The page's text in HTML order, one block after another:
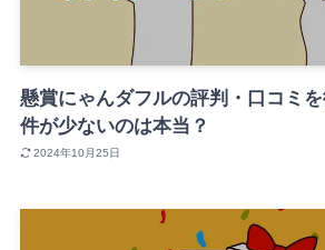
懸賞にゃんダフルの評判・口コミ
件が少ないのは本当？
2024年10月25日